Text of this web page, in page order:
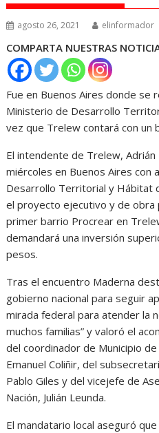
agosto 26, 2021 elinformador
COMPARTA NUESTRAS
Fue en Buenos Aires donde se
Ministerio de Desarrollo
vez que Trelew contará con un
El intendente de Trelew,
miércoles en Buenos Aires con
Desarrollo Territorial y Hábitat
el proyecto ejecutivo y de obra
primer barrio Procrear en
demandará una inversión
pesos.
Tras el encuentro Maderna
gobierno nacional para seguir
mirada federal para atender la
muchos familias” y valoró el
del coordinador de Municipio
Emanuel Coliñir, del
Pablo Giles y del vicejefe de
Nación, Julián Leunda.
El mandatario local aseguró